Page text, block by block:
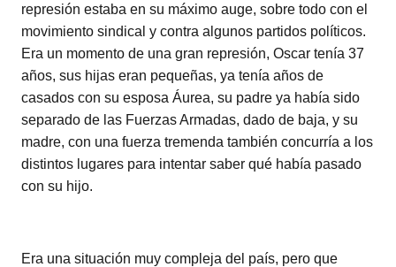
represión estaba en su máximo auge, sobre todo con el
movimiento sindical y contra algunos partidos políticos.
Era un momento de una gran represión, Oscar tenía 37
años, sus hijas eran pequeñas, ya tenía años de
casados con su esposa Áurea, su padre ya había sido
separado de las Fuerzas Armadas, dado de baja, y su
madre, con una fuerza tremenda también concurría a los
distintos lugares para intentar saber qué había pasado
con su hijo.
Era una situación muy compleja del país, pero que